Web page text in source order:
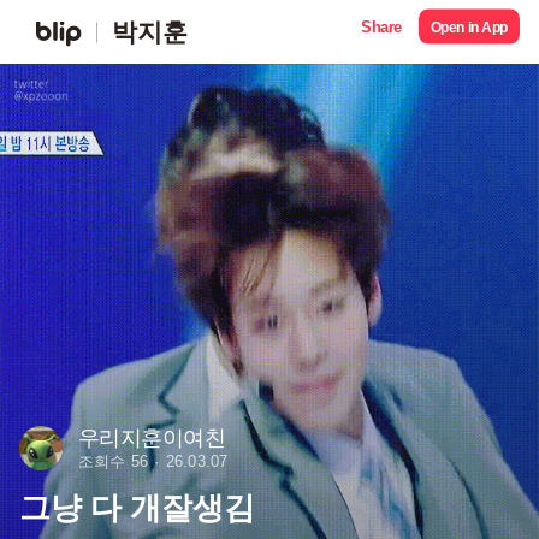
박지훈 Share Open in App
우리지훈이여친
조회수 56 26.03.07
그냥 다 개잘생김